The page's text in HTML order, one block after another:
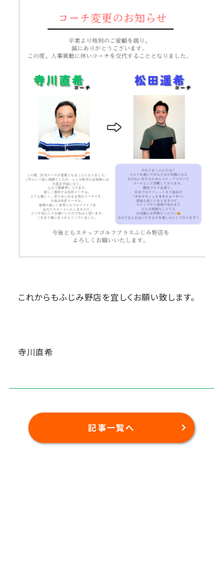
これからもふじみ野店を宜しくお願い致します。
寺川直希
記事一覧へ